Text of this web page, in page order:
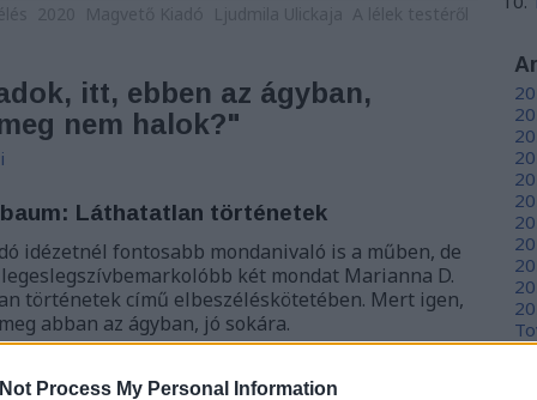
Process My Personal Information
itt, ebben az ágyban,
nem halok?"
Láthatatlan történetek
idézetnél fontosabb mondanivaló is a műben, de
két mondat Marianna D.
történetek című elbeszéléskötetében. Mert igen,
abban az ágyban, jó sokára.